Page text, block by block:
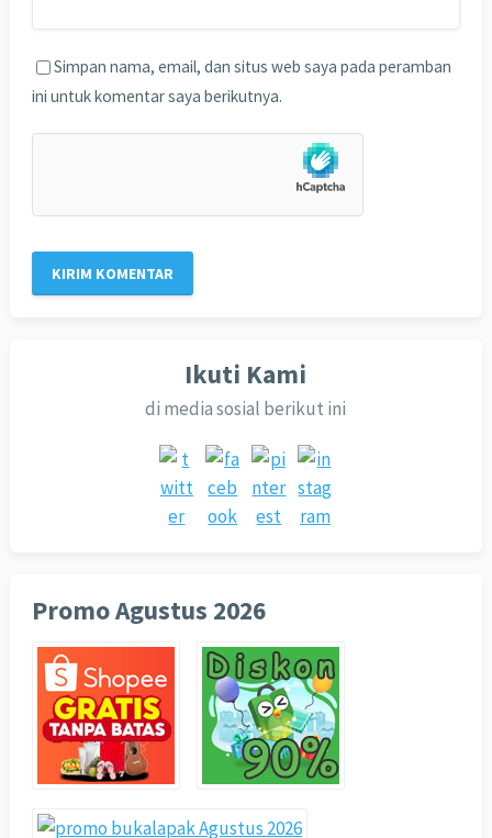
Simpan nama, email, dan situs web saya pada peramban
ini untuk komentar saya berikutnya.
Ikuti Kami
di media sosial berikut ini
Promo Agustus 2026